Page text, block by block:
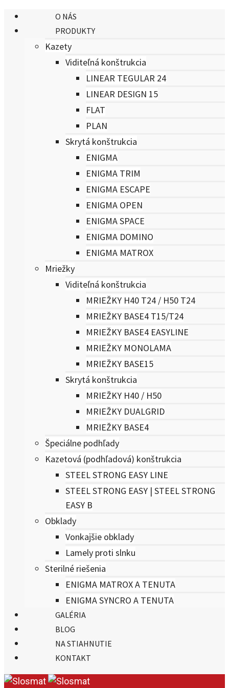
O NÁS
PRODUKTY
Kazety
Viditeľná konštrukcia
LINEAR TEGULAR 24
LINEAR DESIGN 15
FLAT
PLAN
Skrytá konštrukcia
ENIGMA
ENIGMA TRIM
ENIGMA ESCAPE
ENIGMA OPEN
ENIGMA SPACE
ENIGMA DOMINO
ENIGMA MATROX
Mriežky
Viditeľná konštrukcia
MRIEŽKY H40 T24 / H50 T24
MRIEŽKY BASE4 T15/T24
MRIEŽKY BASE4 EASYLINE
MRIEŽKY MONOLAMA
MRIEŽKY BASE15
Skrytá konštrukcia
MRIEŽKY H40 / H50
MRIEŽKY DUALGRID
MRIEŽKY BASE4
Špeciálne podhľady
Kazetová (podhľadová) konštrukcia
STEEL STRONG EASY LINE
STEEL STRONG EASY | STEEL STRONG
EASY B
Obklady
Vonkajšie obklady
Lamely proti slnku
Sterilné riešenia
ENIGMA MATROX A TENUTA
ENIGMA SYNCRO A TENUTA
GALÉRIA
BLOG
NA STIAHNUTIE
KONTAKT